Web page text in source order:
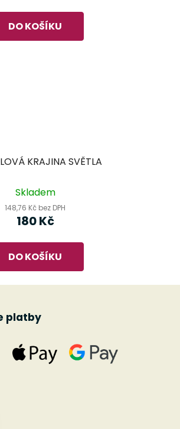
DO KOŠÍKU
KRAJINA SVĚTLA
Skladem
148,76 Kč bez DPH
180 Kč
DO KOŠÍKU
platby